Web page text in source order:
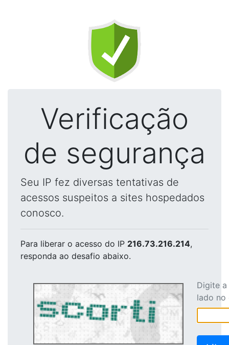
Verificação
de segurança
Seu IP fez diversas tentativas de
acessos suspeitos a sites hospedados
conosco.
Para liberar o acesso do IP 216.73.216.214,
responda ao desafio abaixo.
Digite
lado no